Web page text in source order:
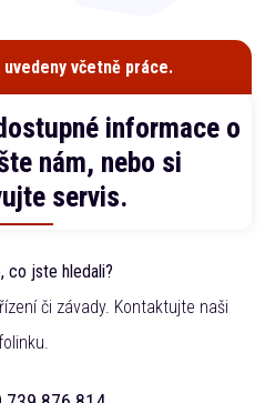
včetně práce.
informace o
nám, nebo si
servis.
co jste hledali?
či závady. Kontaktujte naši